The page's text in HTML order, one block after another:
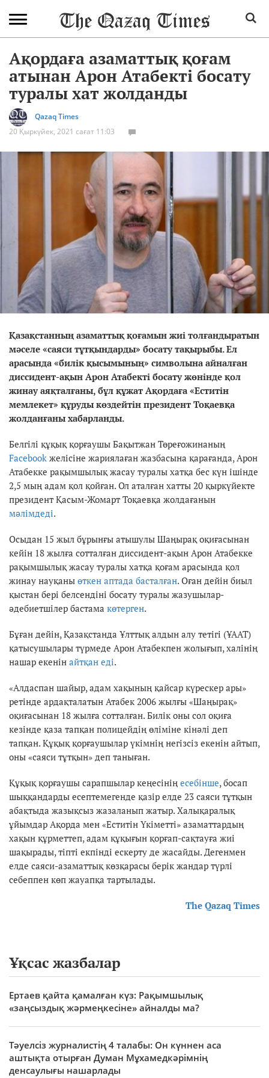
Ақордаға азаматтық қоғам
атынан Арон Атабекті босату
туралы хат жолданды
Qazaq Times
20 Қыркүйек, 2021 сағат 11:03
Қазақстанның азаматтық қоғамын жиі толғандыратын
мәселе «саяси тұтқындарды» босату тақырыбы. Ел
арасында «билік қысымының» символына айналған
диссидент-ақын Арон Атабекті босату жөнінде қол
жинау аяқталғаны, бұл құжат Ақордаға «Еститін
мемлекет» құруды көздейтін президент Тоқаевқа
жолданғаны хабарланды.
Белгілі құқық қорғаушы Бақытжан Төреғожинаның
Facebook желісіне жариялаған жазбасына қарағанда, Арон
Атабекке рақымшылық жасау туралы хатқа бес күн ішінде
2,5 мың адам қол қойған. Ол аталған хатты 20 қыркүйекте
президент Қасым-Жомарт Тоқаевқа жолдағанын
мәлімдеді.
Осыдан 15 жыл бұрынғы атышулы Шаңырақ оқиғасынан
кейін 18 жылға сотталған диссидент-ақын Арон Атабекке
рақымшылық жасау туралы хатқа қоғам арасында қол
жинау науқаны өткен аптада басталған. Оған дейін биыл
қыстан бері белсендіні босату туралы жазушылар-
әдебиетшілер бастама көтерген.
Бұған дейін, Қазақстанда Ұлттық алдын алу тетігі (ҰААТ)
қатысушылары түрмеде Арон Атабекпен жолығып, халінің
нашар екенін айтқан еді.
«Алдаспан шайыр, адам хақының қайсар күрескер ары»
ретінде ардақталатын Атабек 2006 жылғы «Шаңырақ»
оқиғасынан 18 жылға сотталған. Билік оны сол оқиға
кезінде қаза тапқан полицейдің өліміне кінәлі деп
тапқан. Құқық қорғаушылар үкімнің негізсіз екенін айтып,
оны «саяси тұтқын» деп таныған.
Құқық қорғаушы сарапшылар кеңесінің есебінше, босап
шыққандарды есептемегенде қазір елде 23 саяси тұтқын
абақтыда жазықсыз жазаланып жатыр. Халықаралық
ұйымдар Ақорда мен «Еститін Үкіметті» азаматтардың
хақын құрметтеп, адам құқығын қорғап-сақтауға жиі
шақырады, тіпті екпінді ескерту де жасайды. Дегенмен
елде саяси-азаматтық көзқарасы берік жандар түрлі
себеппен көп жауапқа тартылады.
The Qazaq Times
Ұқсас жазбалар
Ертаев қайта қамалған күз: Рақымшылық
«заңсыздық жәрмеңкесіне» айналды ма?
Тәуелсіз журналистің 4 талабы: Он күннен аса
аштықта отырған Думан Мұхамедкәрімнің
денсаулығы нашарлады